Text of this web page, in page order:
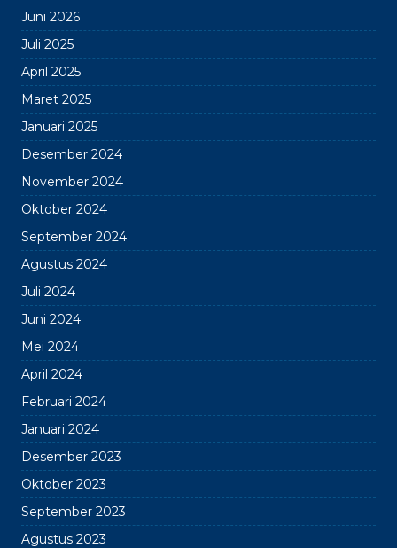
Juni 2026
Juli 2025
April 2025
Maret 2025
Januari 2025
Desember 2024
November 2024
Oktober 2024
September 2024
Agustus 2024
Juli 2024
Juni 2024
Mei 2024
April 2024
Februari 2024
Januari 2024
Desember 2023
Oktober 2023
September 2023
Agustus 2023